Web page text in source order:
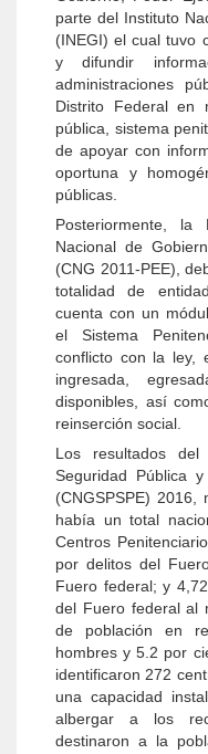
parte del Instituto
(INEGI) el cual tuvo
y difundir
administraciones
Distrito Federal en
pública, sistema
de apoyar con
oportuna y
públicas.
Posteriormente, la
Nacional de
(CNG 2011-PEE),
totalidad de
cuenta con un
el Sistema
conflicto con la ley,
ingresada,
disponibles, así
reinserción social.
Los resultados del
Seguridad Pública
(CNGSPSPE)
había un total
Centros
por delitos del
Fuero federal; y
del Fuero federal al
de población en
hombres y 5.2 por
identificaron 272
una capacidad
albergar a los
destinaron a la